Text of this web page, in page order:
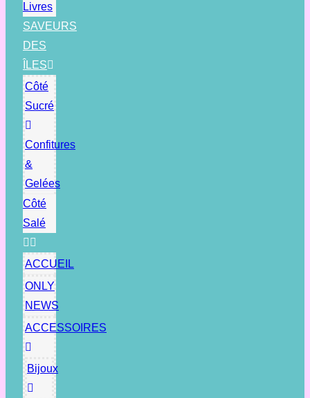
Livres
SAVEURS
DES
ÎLES
Côté
Sucré
Confitures
&
Gelées
Côté
Salé
ACCUEIL
ONLY
NEWS
ACCESSOIRES
Bijoux